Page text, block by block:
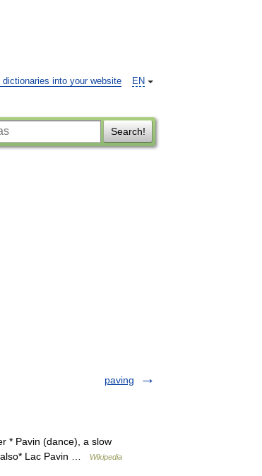
EN
dictionaries into your website
Search!
paving
* Pavin (dance), a slow
also* Lac Pavin …
Wikipedia